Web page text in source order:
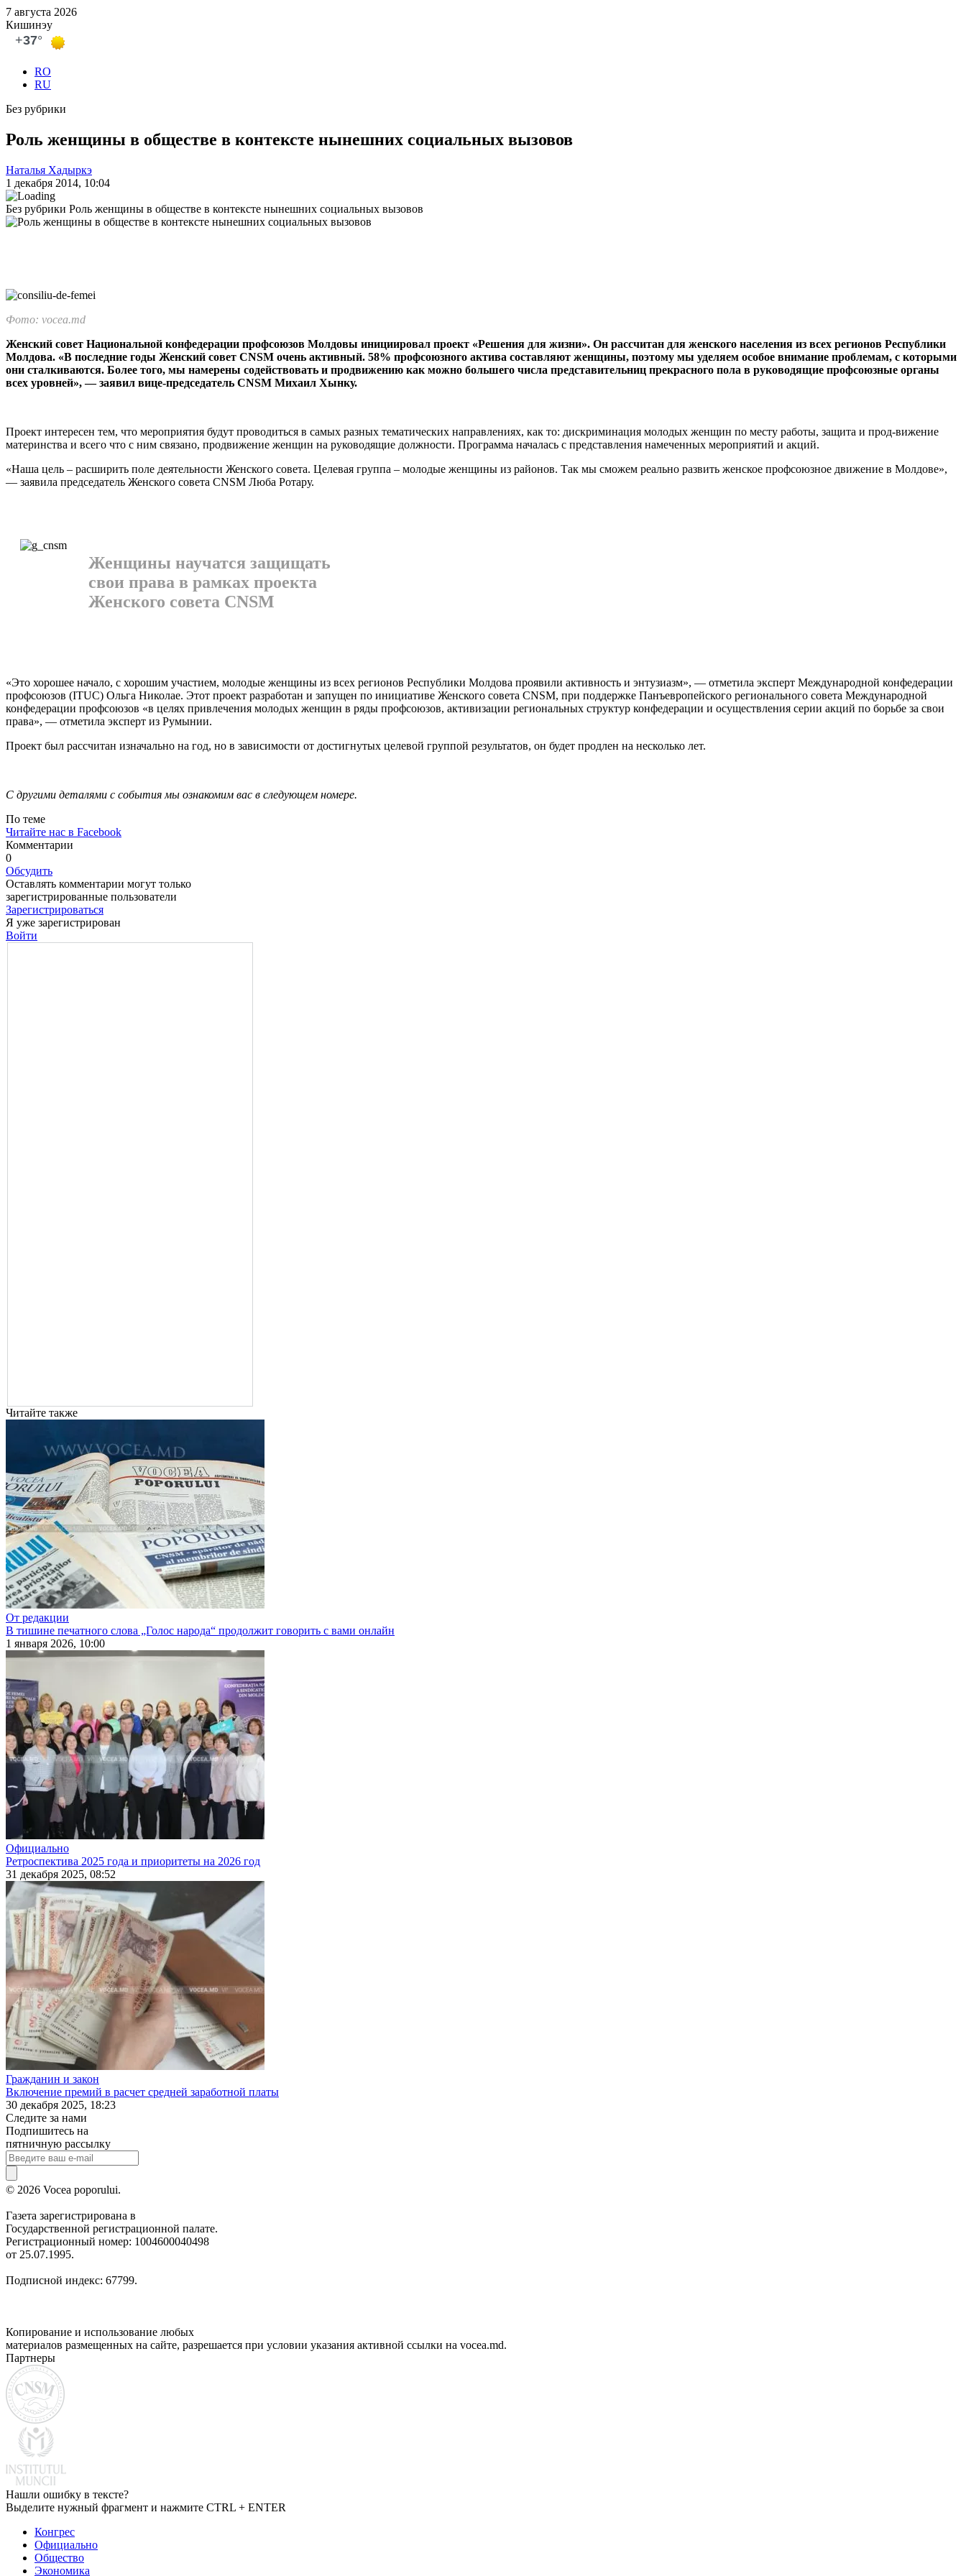
7 августа 2026
Кишинэу
RO
RU
Без рубрики
Роль женщины в обществе в контексте нынешних социальных вызовов
Наталья Хадыркэ
1 декабря 2014, 10:04
Без рубрики Роль женщины в обществе в контексте нынешних социальных вызовов
Фото: vocea.md
Женский совет Наци­ональной конфедера­ции профсоюзов Мол­довы инициировал про­ект «Решения для жиз­ни». Он рассчитан для женского населения из всех регионов Республи­ки
Молдова. «В послед­ние годы Женский со­вет CNSM очень актив­ный. 58% профсоюзно­го актива составляют женщины, поэтому мы уделяем особое внима­ние проблемам, с кото­рыми
они сталкивают­ся. Более того, мы на­мерены содействовать и продвижению как мож­но большего числа пред­ставительниц прекрас­ного пола в руководя­щие профсоюзные орга­ны
всех уровней», — за­явил вице-председатель CNSM Михаил Хынку.
Проект интересен тем, что мероприятия будут проводиться в самых разных тематических направлениях, как то: дискриминация моло­дых женщин по месту работы, защита и прод-вижение
материнства и всего что с ним связано, продвижение женщин на руководящие долж­ности. Программа нача­лась с представления на­меченных мероприятий и акций.
«Наша цель – расши­рить поле деятельнос­ти Женского совета. Це­левая группа – моло­дые женщины из райо­нов. Так мы сможем ре­ально развить женское профсоюзное движение в Молдове»,
— заяви­ла председатель Женс­кого совета CNSM Люба Ротару.
Женщины научатся защищать
свои права в рамках проекта
Женского совета CNSM
«Это хорошее начало, с хоро­шим участием, молодые женщи­ны из всех регионов Республики Молдова проявили активность и энтузиазм», — отметила экс­перт Международной конфеде­рации
профсоюзов (ITUC) Оль­га Николае. Этот проект разра­ботан и запущен по инициати­ве Женского совета CNSM, при поддержке Панъевропейского регионального совета Междуна­родной
конфедерации профсо­юзов «в целях привлечения мо­лодых женщин в ряды профсо­юзов, активизации региональ­ных структур конфедерации и осуществления серии акций по борьбе за свои
права», — отмети­ла эксперт из Румынии.
Проект был рассчитан изна­чально на год, но в зависимости от достигнутых целевой груп­пой результатов, он будет продлен на несколько лет.
С другими деталями с собы­тия мы ознакомим вас в следу­ющем номере.
По теме
Читайте нас в Facebook
Комментарии
0
Обсудить
Оставлять комментарии могут только
зарегистрированные пользователи
Зарегистрироваться
Я уже зарегистрирован
Войти
Читайте также
От редакции
В тишине печатного слова „Голос народа“ продолжит говорить с вами онлайн
1 января 2026, 10:00
Официально
Ретроспектива 2025 года и приоритеты на 2026 год
31 декабря 2025, 08:52
Гражданин и закон
Включение премий в расчет средней заработной платы
30 декабря 2025, 18:23
Следите за нами
Подпишитесь на
пятничную рассылку
© 2026 Vocea poporului.
Газета зарегистрирована в
Государственной регистрационной палате.
Регистрационный номер: 1004600040498
от 25.07.1995.
Подписной индекс: 67799.
Копирование и использование любых
материалов размещенных на сайте, разрешается при условии указания активной ссылки на vocea.md.
Партнеры
Нашли ошибку в тексте?
Выделите нужный фрагмент и нажмите CTRL + ENTER
Конгрес
Официально
Общество
Экономика